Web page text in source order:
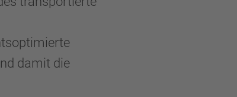
damit die